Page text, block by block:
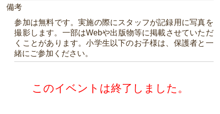
備考
参加は無料です。実施の際にスタッフが記録用に写真を
撮影します。一部はWebや出版物等に掲載させていただ
くことがあります。小学生以下のお子様は、保護者と一
緒にご参加ください。
このイベントは終了しました。